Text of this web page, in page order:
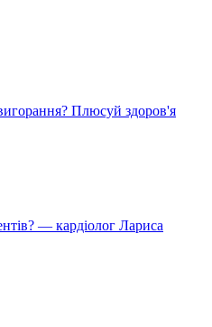
Плюсуй здоров'я
— кардіолог Лариса